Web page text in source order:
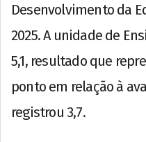
Desenvolvimento da
2025. A unidade de
5,1, resultado que
ponto em relação à
registrou 3,7.